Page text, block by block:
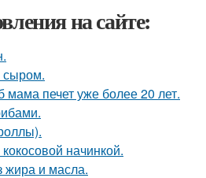
на сайте:
сыром.
печет уже более 20 лет.
начинкой.
жира и масла.